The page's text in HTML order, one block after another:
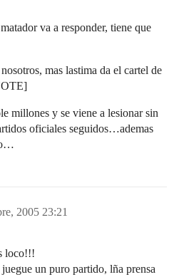
va a responder, tiene que
mas lastima da el cartel de
millones y se viene a lesionar sin
oficiales seguidos…ademas
2005 23:21
loco!!!
un puro partido, lña prensa